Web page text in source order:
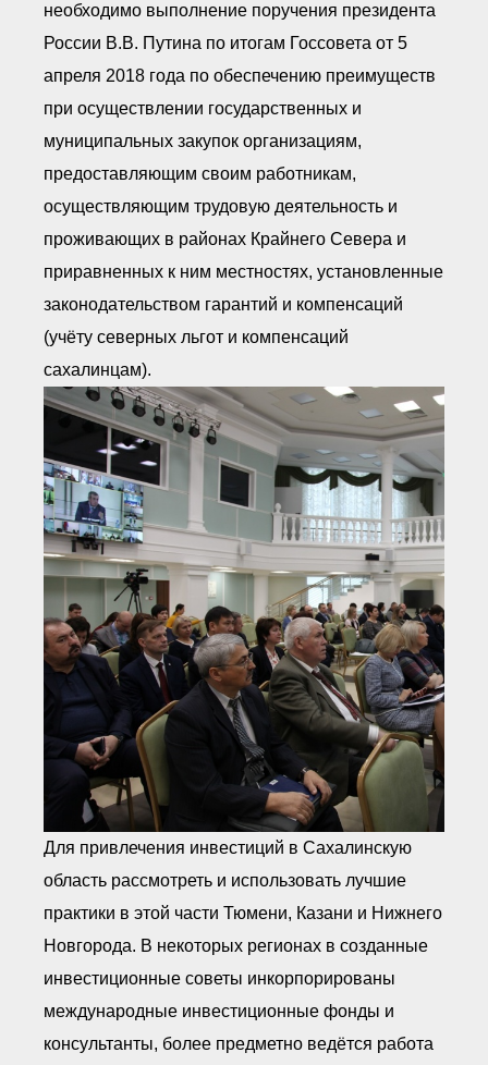
необходимо выполнение поручения президента
России В.В. Путина по итогам Госсовета от 5
апреля 2018 года по обеспечению преимуществ
при осуществлении государственных и
муниципальных закупок организациям,
предоставляющим своим работникам,
осуществляющим трудовую деятельность и
проживающих в районах Крайнего Севера и
приравненных к ним местностях, установленные
законодательством гарантий и компенсаций
(учёту северных льгот и компенсаций
сахалинцам).
Для привлечения инвестиций в Сахалинскую
область рассмотреть и использовать лучшие
практики в этой части Тюмени, Казани и Нижнего
Новгорода. В некоторых регионах в созданные
инвестиционные советы инкорпорированы
международные инвестиционные фонды и
консультанты, более предметно ведётся работа